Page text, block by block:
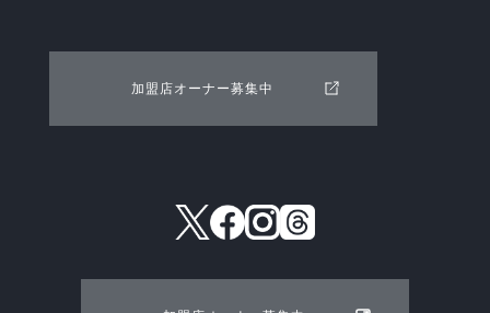
加盟店オーナー募集中